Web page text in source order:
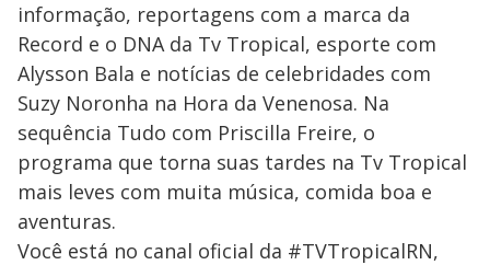
informação, reportagens com a marca da
Record e o DNA da Tv Tropical, esporte com
Alysson Bala e notícias de celebridades com
Suzy Noronha na Hora da Venenosa. Na
sequência Tudo com Priscilla Freire, o
programa que torna suas tardes na Tv Tropical
mais leves com muita música, comida boa e
aventuras.
Você está no canal oficial da #TVTropicalRN,